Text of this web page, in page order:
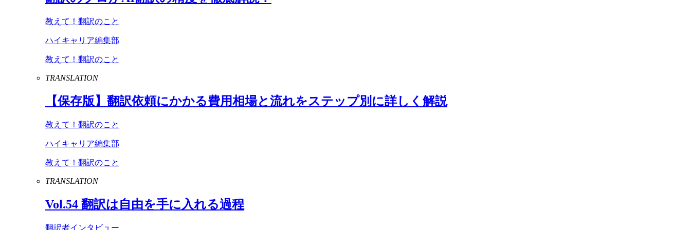
教えて！翻訳のこと
ハイキャリア編集部
教えて！翻訳のこと
TRANSLATION
【保存版】翻訳依頼にかかる費用相場と流れをステップ別に詳しく解説
教えて！翻訳のこと
ハイキャリア編集部
教えて！翻訳のこと
TRANSLATION
Vol.54 翻訳は自由を手に入れる過程
翻訳者インタビュー